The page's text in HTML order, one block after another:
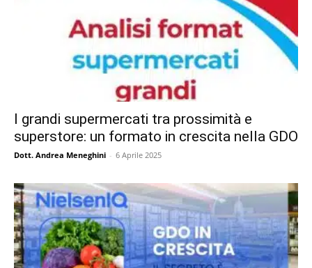
I grandi supermercati tra prossimità e
superstore: un formato in crescita nella GDO
Dott. Andrea Meneghini - 6 Aprile 2025